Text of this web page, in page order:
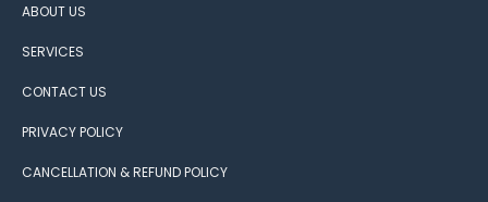
ABOUT US
SERVICES
CONTACT US
PRIVACY POLICY
CANCELLATION & REFUND POLICY